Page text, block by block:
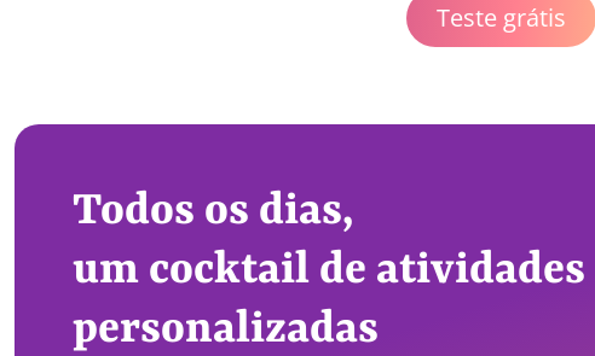
Teste grátis
Todos os dias,
um cocktail de atividades
personalizadas